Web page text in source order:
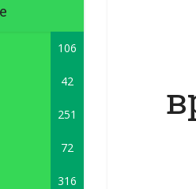
106
42
251
72
316